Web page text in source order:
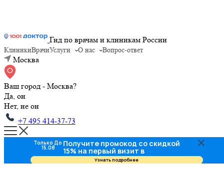
Гид по врачам и клиникам России
КлиникиВрачиУслуги О нас Вопрос-ответ
Москва
Ваш город - Москва?
Да, он
Нет, не он
+7 495 414-37-73
Только До
15.08 Получите промокод со скидкой
15% на первый визит в
стоматологию
Узнать подробнее